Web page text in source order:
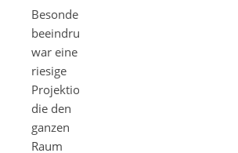
Besonders
beeindruckend
war eine
riesige
Projektion,
die den
ganzen
Raum